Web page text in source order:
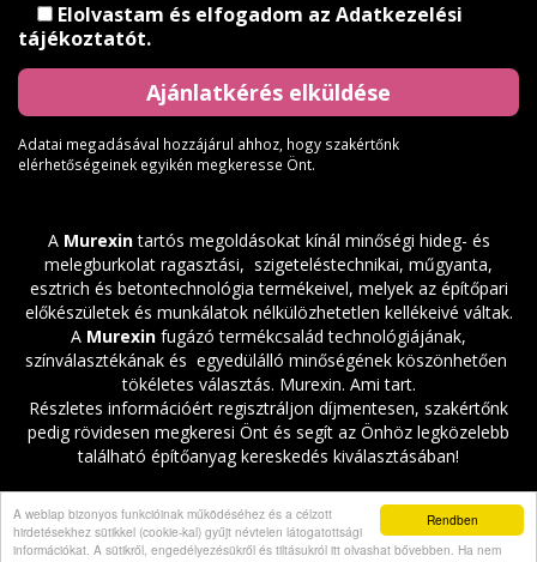
Rendben
A weblap bizonyos funkcióinak működéséhez és a célzott
hirdetésekhez sütikkel (cookie-kal) gyűjt névtelen látogatottsági
információkat. A sütikről, engedélyezésükről és tiltásukról itt olvashat bővebben. Ha nem
Elolvastam és elfogadom az Adatkezelési
tájékoztatót.
Adatai megadásával hozzájárul ahhoz, hogy szakértőnk
elérhetőségeinek egyikén megkeresse Önt.
A Murexintartós megoldásokat kínál minőségi hideg- és
melegburkolat ragasztási, szigeteléstechnikai, műgyanta,
esztrich és betontechnológia termékeivel, melyek az építőpari
előkészületek és munkálatok nélkülözhetetlen kellékeivé váltak.
A Murexin fugázó termékcsalád technológiájának,
színválasztékának és egyedülálló minőségének köszönhetően
tökéletes választás. Murexin. Ami tart.
Részletes információért regisztráljon díjmentesen, szakértőnk
pedig rövidesen megkeresi Önt és segít az Önhöz legközelebb
található építőanyag kereskedés kiválasztásában!
Adatvédelmi szabályzat|